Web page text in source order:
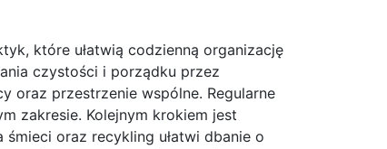
które ułatwią codzienną organizację
czystości i porządku przez
oraz przestrzenie wspólne. Regularne
zakresie. Kolejnym krokiem jest
oraz recykling ułatwi dbanie o